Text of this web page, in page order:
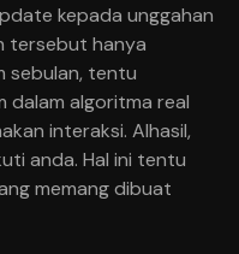
kepada unggahan
tersebut hanya
sebulan, tentu
dalam algoritma real
interaksi. Alhasil,
anda. Hal ini tentu
memang dibuat